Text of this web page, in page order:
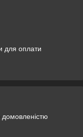
для оплати